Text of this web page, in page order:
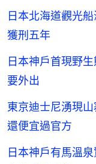
日本北海道觀光
獲刑五年
日本神戶首現野
要外出
東京迪士尼湧現
還便宜過官方
日本神戶有馬溫